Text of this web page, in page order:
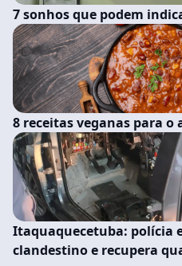
7 sonhos que podem
8 receitas veganas para o
Itaquaquecetuba: polícia
clandestino e recupera